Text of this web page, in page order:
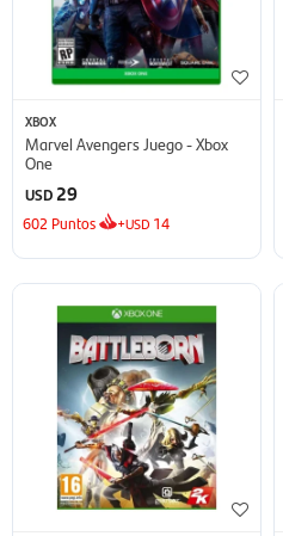
XBOX
Marvel Avengers Juego - Xbox
One
USD29
602 Puntos +USD 14